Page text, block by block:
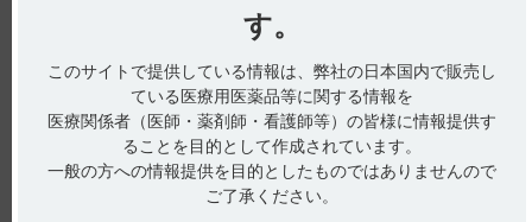
【タンボコール・注射】 有効成分、規格の種
類、添加剤などを教えてください。
電子添文には、組成（有効成分・添加剤）、性状などに関する
以下の記載があります。
す。
このサイトで提供している情報は、弊社の日本国内で販売し
ている医療用医薬品等に関する情報を
医療関係者（医師・薬剤師・看護師等）の皆様に情報提供す
ることを目的として作成されています。
一般の方への情報提供を目的としたものではありませんので
ご了承ください。